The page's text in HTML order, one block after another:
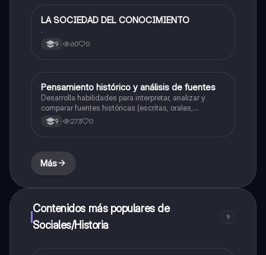
Sociales/Historia
LA SOCIEDAD DEL CONOCIMIENTO
.
9 60 0
Sociales/Historia
Pensamiento histórico y análisis de fuentes
Desarrolla habilidades para interpretar, analizar y
comparar fuentes históricas (escritas, orales,
audiovisuales) con el fin de construir una visión crítica
y argumentada de los procesos del pasado.
9 273 0
Más
Contenidos más populares de
Sociales/Historia
9